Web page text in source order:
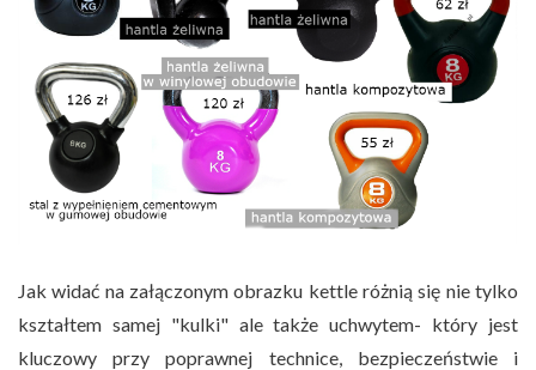
Jak widać na załączonym obrazku kettle różnią się nie tylko
kształtem samej "kulki" ale także uchwytem- który jest
kluczowy przy poprawnej technice, bezpieczeństwie i